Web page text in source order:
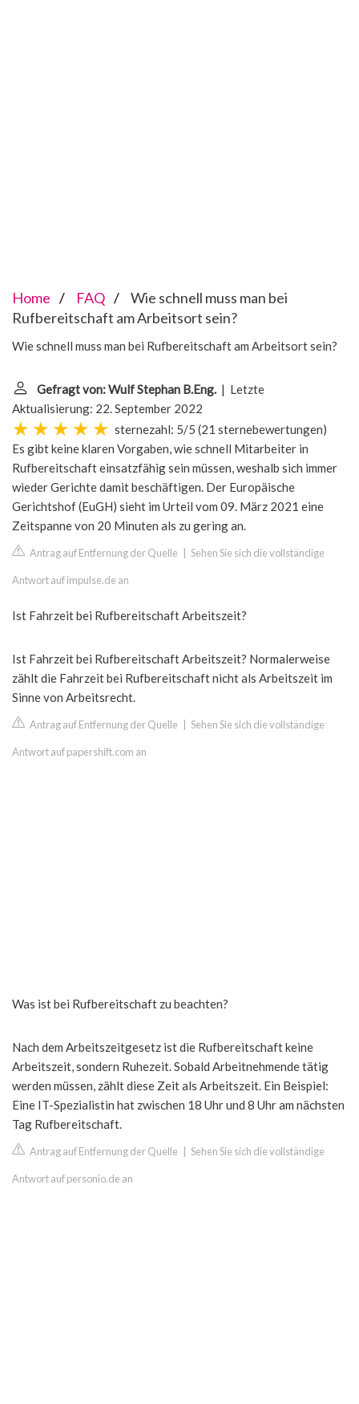
Home FAQ
Wie schnell muss man bei
Rufbereitschaft am Arbeitsort sein?
Wie schnell muss man bei Rufbereitschaft am Arbeitsort sein?
Gefragt von: Wulf Stephan B.Eng. | Letzte
Aktualisierung: 22. September 2022
sternezahl: 5/5 (21 sternebewertungen)
Es gibt keine klaren Vorgaben, wie schnell Mitarbeiter in
Rufbereitschaft einsatzfähig sein müssen, weshalb sich immer
wieder Gerichte damit beschäftigen. Der Europäische
Gerichtshof (EuGH) sieht im Urteil vom 09. März 2021 eine
Zeitspanne von 20 Minuten als zu gering an.
Antrag auf Entfernung der Quelle Sehen Sie sich die vollständige
Antwort auf impulse.de an
Ist Fahrzeit bei Rufbereitschaft Arbeitszeit?
Ist Fahrzeit bei Rufbereitschaft Arbeitszeit? Normalerweise
zählt die Fahrzeit bei Rufbereitschaft nicht als Arbeitszeit im
Sinne von Arbeitsrecht.
Antrag auf Entfernung der Quelle Sehen Sie sich die vollständige
Antwort auf papershift.com an
Was ist bei Rufbereitschaft zu beachten?
Nach dem Arbeitszeitgesetz ist die Rufbereitschaft keine
Arbeitszeit, sondern Ruhezeit. Sobald Arbeitnehmende tätig
werden müssen, zählt diese Zeit als Arbeitszeit. Ein Beispiel:
Eine IT-Spezialistin hat zwischen 18 Uhr und 8 Uhr am nächsten
Tag Rufbereitschaft.
Antrag auf Entfernung der Quelle Sehen Sie sich die vollständige
Antwort auf personio.de an